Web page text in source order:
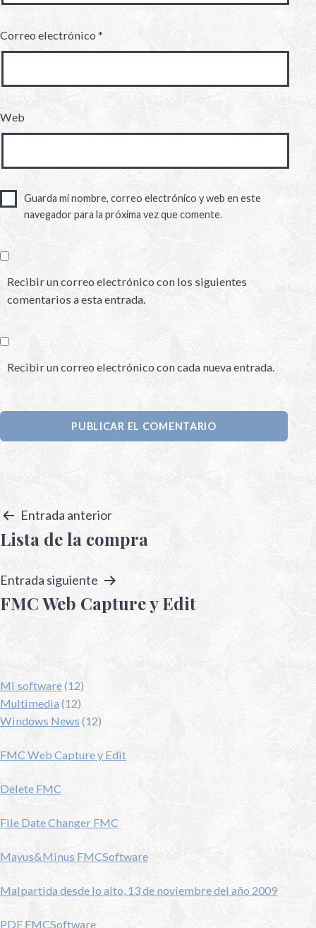
Correo electrónico*
Web
Guarda mi nombre, correo electrónico y web en este
navegador para la próxima vez que comente.
Recibir un correo electrónico con los siguientes
comentarios a esta entrada.
Recibir un correo electrónico con cada nueva entrada.
Entrada anterior
Lista de la compra
Entrada siguiente
FMC Web Capture y Edit
Mi software(12)
Multimedia (12)
Windows News (12)
FMC Web Capture y Edit
Delete FMC
File Date Changer FMC
Mayus&Minus FMCSoftware
Malpartida desde lo alto, 13 de noviembre del año 2009
PDF FMCSoftware